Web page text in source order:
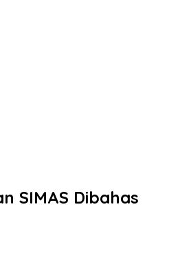
SIMAS Dibahas